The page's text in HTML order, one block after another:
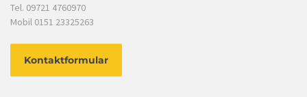
Tel. 09721 4760970
Mobil 0151 23325263
Kontaktformular